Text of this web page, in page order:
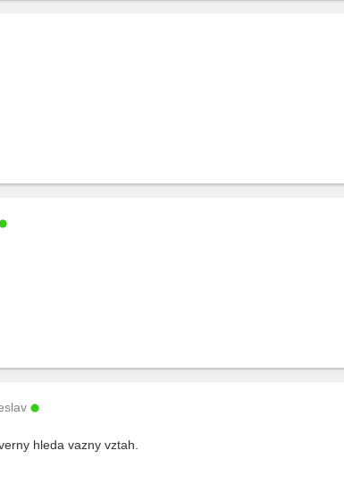
hleda vazny vztah.